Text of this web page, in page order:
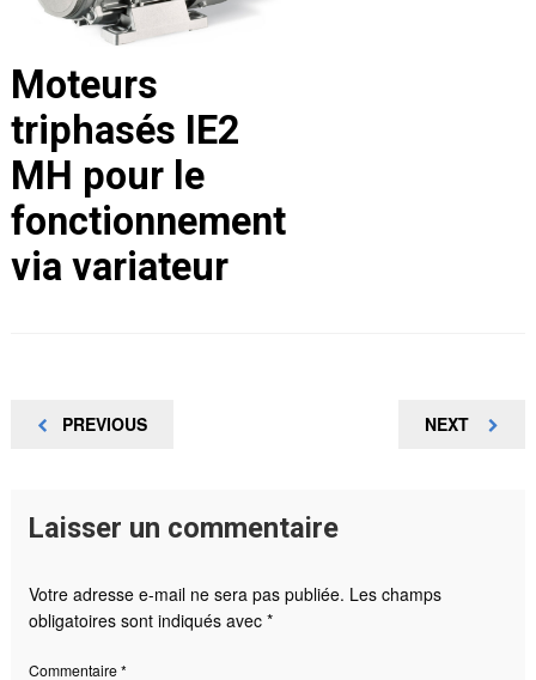
Moteurs
triphasés IE2
MH pour le
fonctionnement
via variateur
Navigation
l’article
PREVIOUS
PREVIOUS
NEXT
NEXT
Laisser un commentaire
Votre adresse e-mail ne sera pas publiée. Les champs
obligatoires sont indiqués avec *
Commentaire*